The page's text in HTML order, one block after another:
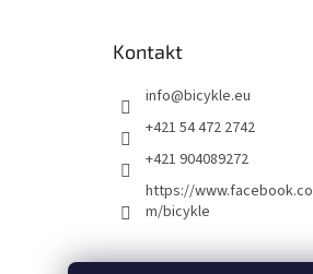
Kontakt
info@bicykle.eu
+421 54 472 2742
+421 904089272
https://www.facebook.co
m/bicykle